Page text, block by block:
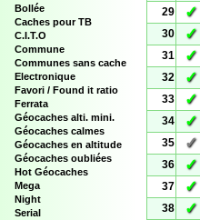
Bollée
Caches pour TB
C.I.T.O
Commune
Communes sans cache
Electronique
Favori / Found it ratio
Ferrata
Géocaches alti. mini.
Géocaches calmes
Géocaches en altitude
Géocaches oubliées
Hot Géocaches
Mega
Night
Serial
29
✓
30
✓
31
✓
32
✓
33
✓
34
✓
35
✓
36
✓
37
✓
38
✓